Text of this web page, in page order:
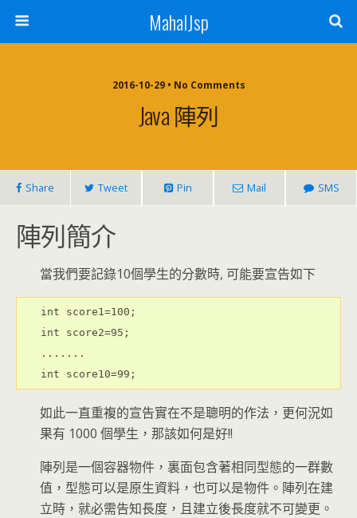
MahalJsp
2016-10-29 • No Comments
Java 陣列
Share Tweet Pin Mail SMS
陣列簡介
當我們要記錄10個學生的分數時, 可能要宣告如下
int score1=100;
int score2=95;
.......
int score10=99;
如此一直重複的宣告實在不是聰明的作法，更何況如
果有 1000 個學生，那該如何是好!!
陣列是一個容器物件，裏面包含著相同型態的一群數
值，型態可以是原生資料，也可以是物件。陣列在建
立時，就必需告知長度，且建立後長度就不可變更。